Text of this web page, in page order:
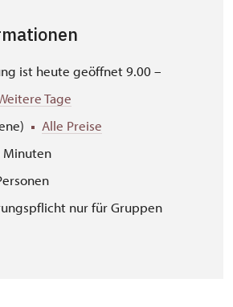
ist heute geöffnet 9.00 –
Tage
Alle Preise
Minuten
nur für Gruppen